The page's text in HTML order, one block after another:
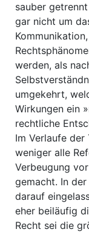
sauber
gar nicht um
werden, als
umgekehrt,
Wirkungen ein
rechtliche
Im Verlaufe der
weniger alle
Verbeugung
gemacht. In
darauf
eher beiläufig
Recht sei die